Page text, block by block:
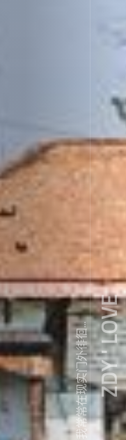
我常常在现实门外徘徊...ZDY ' LOVE